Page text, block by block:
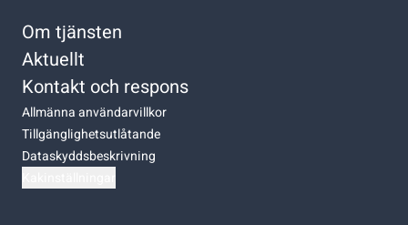
Om tjänsten
Aktuellt
Kontakt och respons
Allmänna användarvillkor
Tillgänglighetsutlåtande
Dataskyddsbeskrivning